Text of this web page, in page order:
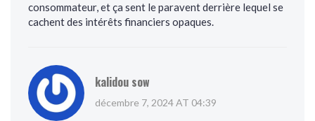
consommateur, et ça sent le paravent derrière lequel se
cachent des intérêts financiers opaques.
kalidou sow
décembre 7, 2024 AT 04:39